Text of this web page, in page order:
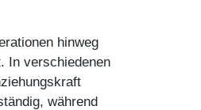
hinweg
In verschiedenen
während